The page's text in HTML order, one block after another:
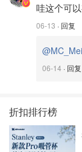
哇这个可
06-13 · 回复
06-14 · 回复
折扣排行榜